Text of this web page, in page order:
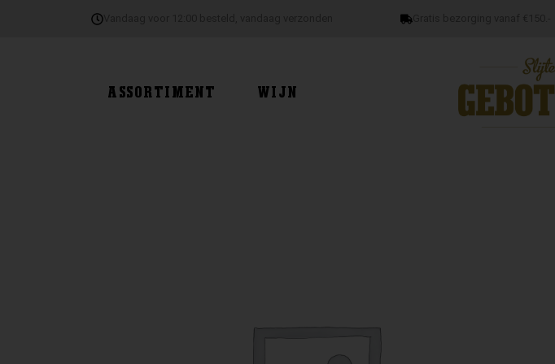
ASSORTIMENT WIJN